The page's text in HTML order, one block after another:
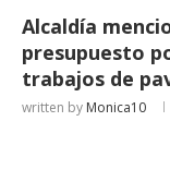
Alcaldía
presupuesto
trabajos de
written by Monica10